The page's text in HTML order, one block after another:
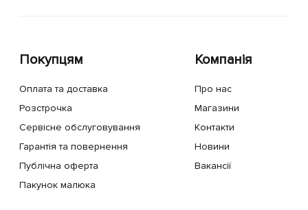
Покупцям
Оплата та доставка
Розстрочка
Сервісне обслуговування
Гарантія та повернення
Публічна оферта
Пакунок малюка
Компанія
Про нас
Магазини
Контакти
Новини
Вакансії